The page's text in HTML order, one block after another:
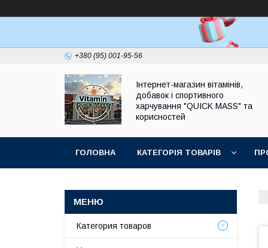
+380 (95) 001-95-56
Інтернет-магазин вітамінів,
добавок і спортивного
харчування "QUICK MASS" та
корисностей
ГОЛОВНА КАТЕГОРІЯ ТОВАРІВ
Категория товаров